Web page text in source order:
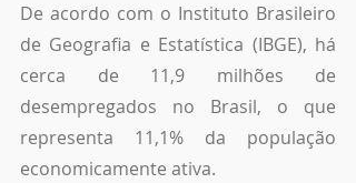
De acordo com o Instituto Brasileiro
de Geografia e Estatística (IBGE), há
cerca de 11,9 milhões de
desempregados no Brasil, o que
representa 11,1% da população
economicamente ativa.